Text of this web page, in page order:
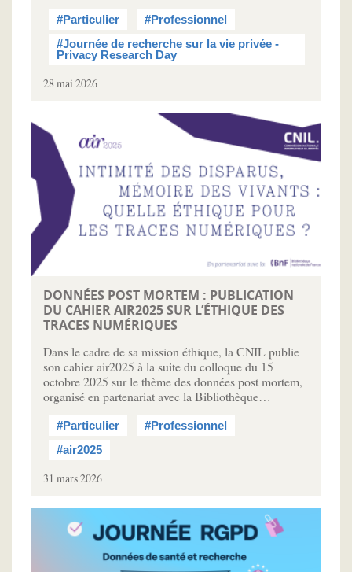
#Particulier
#Professionnel
#Journée de recherche sur la vie privée -
Privacy Research Day
28 mai 2026
DONNÉES POST MORTEM : PUBLICATION
DU CAHIER AIR2025 SUR L’ÉTHIQUE DES
TRACES NUMÉRIQUES
Dans le cadre de sa mission éthique, la CNIL publie
son cahier air2025 à la suite du colloque du 15
octobre 2025 sur le thème des données post mortem,
organisé en partenariat avec la Bibliothèque…
#Particulier
#Professionnel
#air2025
31 mars 2026